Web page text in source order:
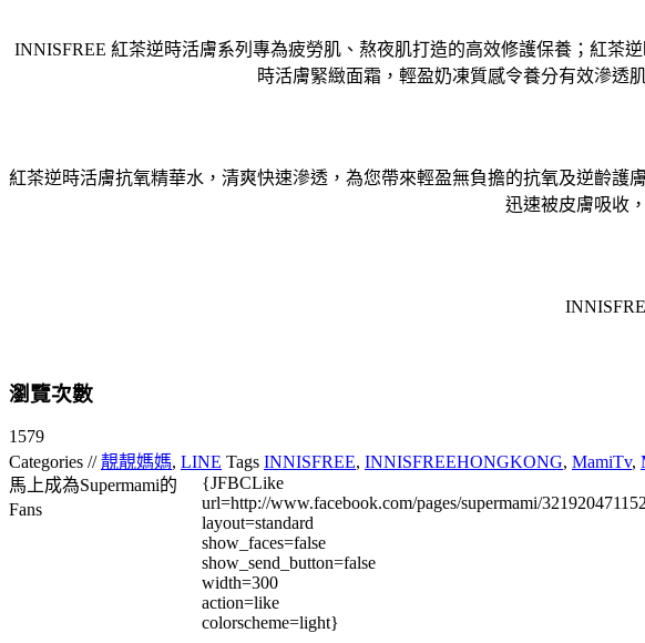
INNISFREE 紅茶逆時活膚系列專為疲勞肌、熬夜肌打造的高效修護保養；紅茶
時活膚緊緻面霜，輕盈奶凍質感令養分有效滲透
紅茶逆時活膚抗氧精華水，清爽快速滲透，為您帶來輕盈無負擔的抗氧及逆齡
迅速被皮膚吸收
瀏覽次數
1579
Categories //靚靚媽媽, LINE Tags INNISFREE, INNISFREEHONGKONG, MamiTv,
馬上成為Supermami的
Fans
{JFBCLike
url=http://www.facebook.com/pages/supermami/
layout=standard
show_faces=false
show_send_button=false
width=300
action=like
colorscheme=light}